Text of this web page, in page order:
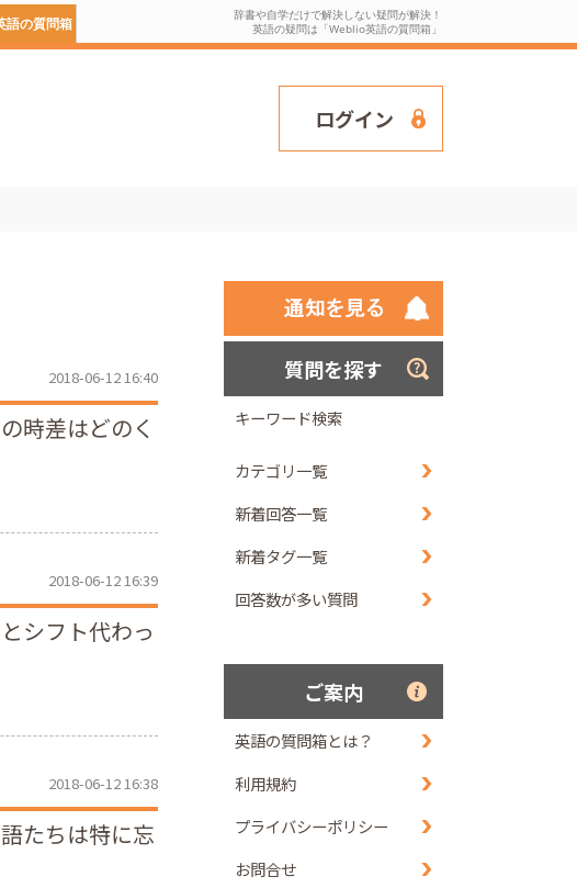
語の質問箱
辞書や自学だけで解決しない疑問が解決！
英語の疑問は「Weblio英語の質問箱」
ログイン
2018-06-12 16:40
時差はどのく
2018-06-12 16:39
シフト代わっ
2018-06-12 16:38
たちは特に忘
質問を探す
キーワード検索
カテゴリ一覧
新着回答一覧
新着タグ一覧
回答数が多い質問
ご案内
英語の質問箱とは？
利用規約
プライバシーポリシー
お問合せ